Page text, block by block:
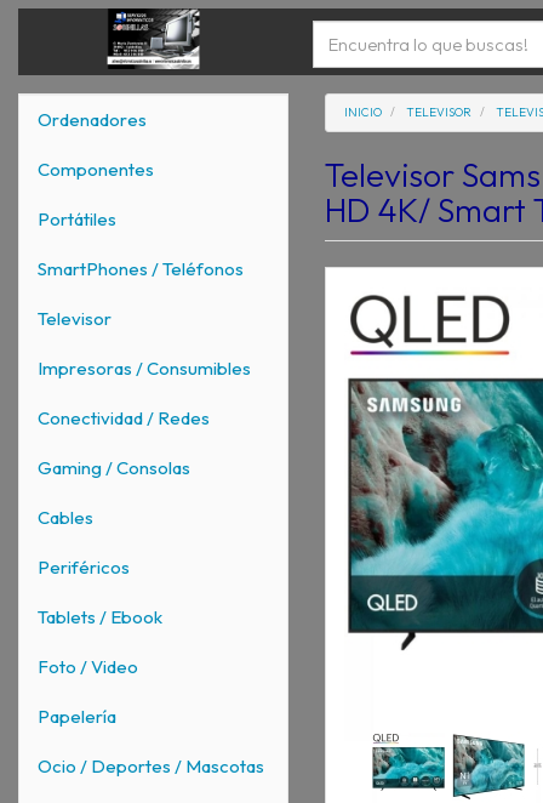
Ordenadores
Componentes
Portátiles
SmartPhones / Teléfonos
Televisor
Impresoras / Consumibles
Conectividad / Redes
Gaming / Consolas
Cables
Periféricos
Tablets / Ebook
Foto / Video
Papelería
Ocio / Deportes / Mascotas
INICIO TELEVISOR
Televisor
HD 4K/ Smart